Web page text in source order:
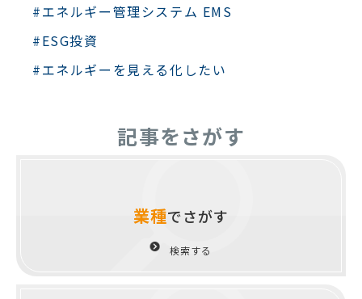
#エネルギー管理システム EMS
#ESG投資
#エネルギーを見える化したい
記事をさがす
業種でさがす
検索する